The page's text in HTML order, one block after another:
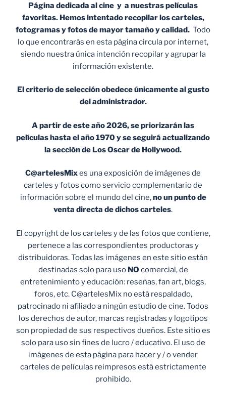
Página dedicada al cine y a nuestras películas
favoritas. Hemos intentado recopilar los carteles,
fotogramas y fotos de mayor tamaño y calidad. Todo
lo que encontrarás en esta página circula por internet,
siendo nuestra única intención recopilar y agrupar la
información existente.
El criterio de selección obedece únicamente al gusto
del administrador.
A partir de este año 2026, se priorizarán las
películas hasta el año 1970 y se seguirá actualizando
la sección de Los Oscar de Hollywood.
C@artelesMixes una exposición de imágenes de
carteles y fotos como servicio complementario de
información sobre el mundo del cine,no un punto de
venta directa de dichos carteles.
El copyright de los carteles y de las fotos que contiene,
pertenece a las correspondientes productoras y
distribuidoras. Todas las imágenes en este sitio están
destinadas solo para uso NO comercial, de
entretenimiento y educación: reseñas, fan art, blogs,
foros, etc. C@artelesMix no está respaldado,
patrocinado ni afiliado a ningún estudio de cine. Todos
los derechos de autor, marcas registradas y logotipos
son propiedad de sus respectivos dueños. Este sitio es
solo para uso sin fines de lucro / educativo. El uso de
imágenes de esta página para hacer y / o vender
carteles de películas reimpresos está estrictamente
prohibido.